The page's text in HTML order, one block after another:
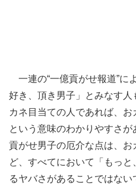
一連の“一億貢がせ報道”に
好き、頂き男子」とみなす
カネ目当ての人であれば、お
という意味のわかりやすさ
貢がせ男子の厄介な点は、
ど、すべてにおいて「もっ
るヤバさがあることではな